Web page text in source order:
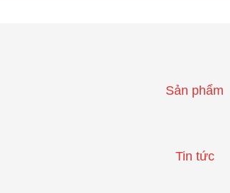
Sản phẩm
Tin tức